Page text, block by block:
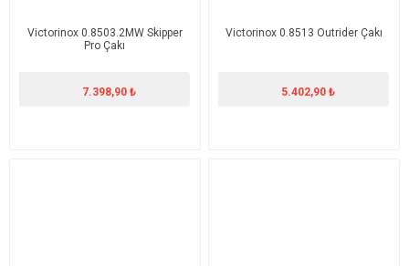
Victorinox 0.8503.2MW Skipper
Pro Çakı
7.398,90 ₺
Victorinox 0.8513 Outrider Çakı
5.402,90 ₺